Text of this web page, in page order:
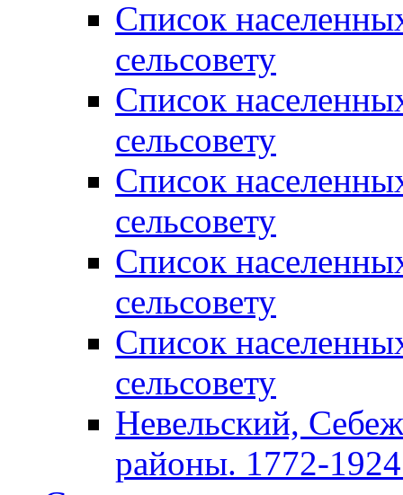
Список
сельсовету
Список
сельсовету
Список
сельсовету
Список
сельсовету
Список
сельсовету
Невельский,
районы. 1772-1924